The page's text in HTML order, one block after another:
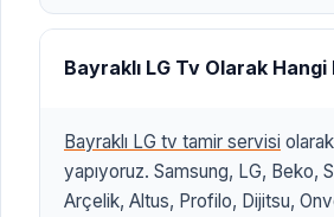
Bayraklı LG Tv Olarak
Bayraklı LG tv tamir servisi
yapıyoruz. Samsung, LG, Beko,
Arçelik, Altus, Profilo, Dijitsu,